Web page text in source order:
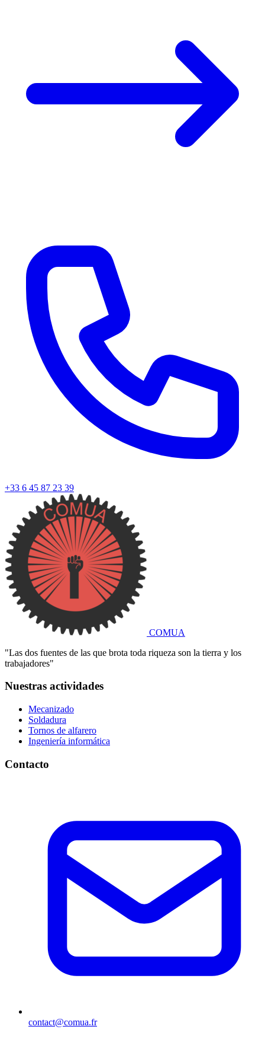
+33 6 45 87 23 39
COMUA
"Las dos fuentes de las que brota toda riqueza son la tierra y los
trabajadores"
Nuestras actividades
Mecanizado
Soldadura
Tornos de alfarero
Ingeniería informática
Contacto
contact@comua.fr